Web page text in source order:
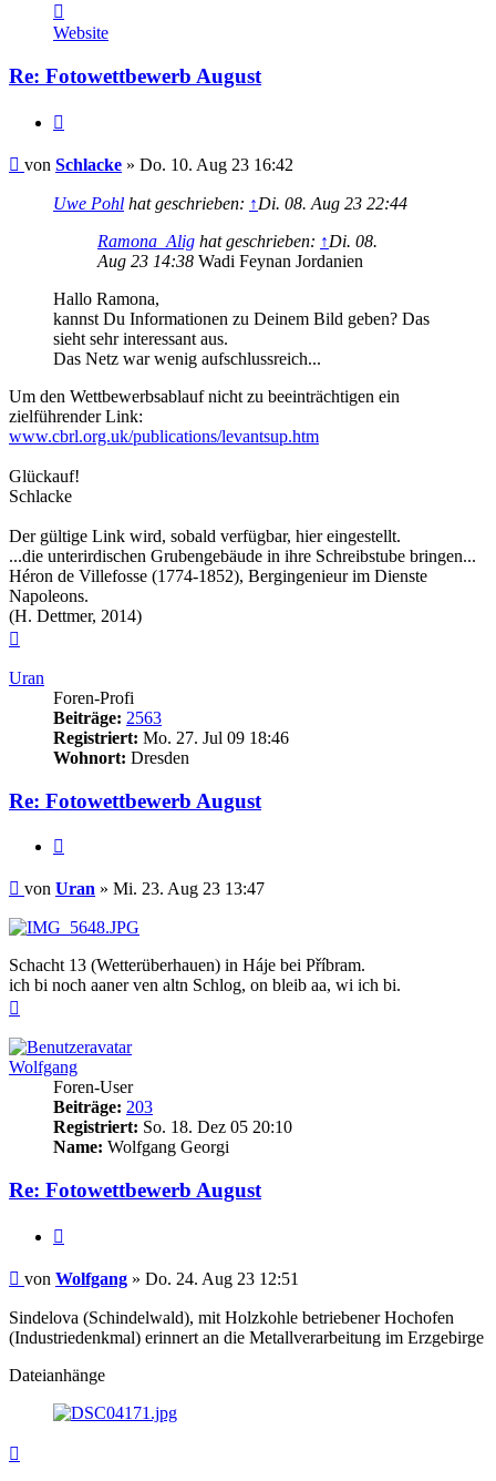
von
Website
Re: Fotowettbewerb August
Beitrag
von Schlacke » Do. 10. Aug 23 16:42
Uwe Pohl hat geschrieben: ↑Di. 08. Aug 23 22:44
Ramona_Alig hat geschrieben: ↑Di. 08.
Aug 23 14:38 Wadi Feynan Jordanien
Hallo Ramona,
kannst Du Informationen zu Deinem Bild geben? Das
sieht sehr interessant aus.
Das Netz war wenig aufschlussreich...
Um den Wettbewerbsablauf nicht zu beeinträchtigen ein
zielführender Link:
www.cbrl.org.uk/publications/levantsup.htm
Glückauf!
Schlacke
Der gültige Link wird, sobald verfügbar, hier eingestellt.
...die unterirdischen Grubengebäude in ihre Schreibstube bringen...
Héron de Villefosse (1774-1852), Bergingenieur im Dienste
Napoleons.
(H. Dettmer, 2014)
Uran
Foren-Profi
Beiträge: 2563
Registriert: Mo. 27. Jul 09 18:46
Wohnort: Dresden
Re: Fotowettbewerb August
Beitrag
von Uran » Mi. 23. Aug 23 13:47
Schacht 13 (Wetterüberhauen) in Háje bei Příbram.
ich bi noch aaner ven altn Schlog, on bleib aa, wi ich bi.
Wolfgang
Foren-User
Beiträge: 203
Registriert: So. 18. Dez 05 20:10
Name: Wolfgang Georgi
Re: Fotowettbewerb August
Beitrag
von Wolfgang » Do. 24. Aug 23 12:51
Sindelova (Schindelwald), mit Holzkohle betriebener Hochofen
(Industriedenkmal) erinnert an die Metallverarbeitung im Erzgebirge
Dateianhänge